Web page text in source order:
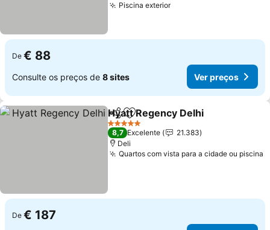
Piscina exteriorVer preços
De € 88
Consulte os preços de 8 sites Ver preços
PartilharAdicionar aos favoritos
Hyatt Regency Delhi
5 Estrelas
8,7 Excelente
21.383
Deli
Quartos com vista para a cidade ou piscina
De € 187